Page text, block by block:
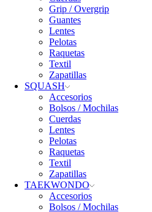
Grip / Overgrip
Guantes
Lentes
Pelotas
Raquetas
Textil
Zapatillas
SQUASH
Accesorios
Bolsos / Mochilas
Cuerdas
Lentes
Pelotas
Raquetas
Textil
Zapatillas
TAEKWONDO
Accesorios
Bolsos / Mochilas